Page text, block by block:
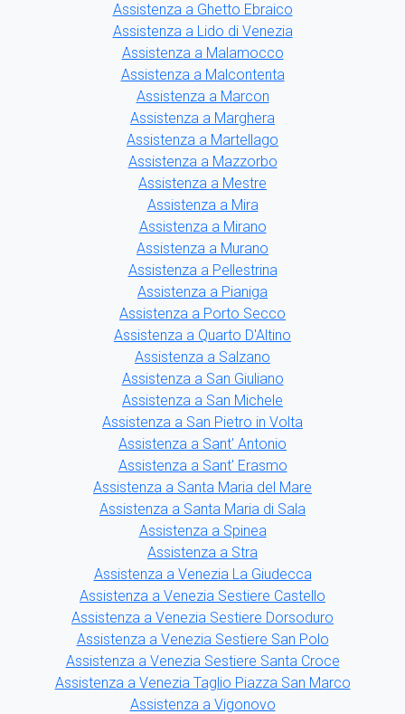
Assistenza a Ghetto Ebraico
Assistenza a Lido di Venezia
Assistenza a Malamocco
Assistenza a Malcontenta
Assistenza a Marcon
Assistenza a Marghera
Assistenza a Martellago
Assistenza a Mazzorbo
Assistenza a Mestre
Assistenza a Mira
Assistenza a Mirano
Assistenza a Murano
Assistenza a Pellestrina
Assistenza a Pianiga
Assistenza a Porto Secco
Assistenza a Quarto D'Altino
Assistenza a Salzano
Assistenza a San Giuliano
Assistenza a San Michele
Assistenza a San Pietro in Volta
Assistenza a Sant' Antonio
Assistenza a Sant' Erasmo
Assistenza a Santa Maria del Mare
Assistenza a Santa Maria di Sala
Assistenza a Spinea
Assistenza a Stra
Assistenza a Venezia La Giudecca
Assistenza a Venezia Sestiere Castello
Assistenza a Venezia Sestiere Dorsoduro
Assistenza a Venezia Sestiere San Polo
Assistenza a Venezia Sestiere Santa Croce
Assistenza a Venezia Taglio Piazza San Marco
Assistenza a Vigonovo